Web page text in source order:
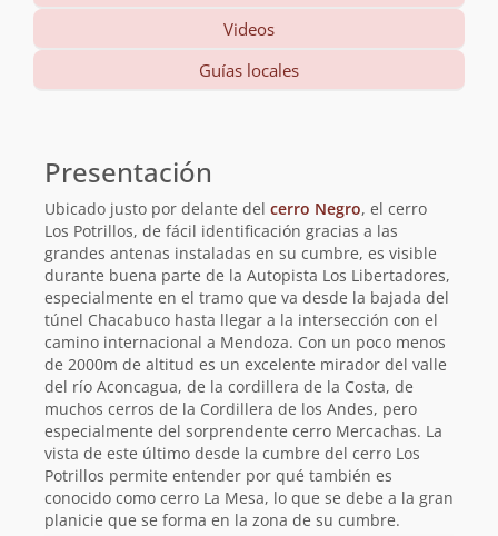
Videos
Guías locales
básica
Presentación
Ubicado justo por delante del cerro Negro, el cerro
Los Potrillos, de fácil identificación gracias a las
grandes antenas instaladas en su cumbre, es visible
durante buena parte de la Autopista Los Libertadores,
especialmente en el tramo que va desde la bajada del
túnel Chacabuco hasta llegar a la intersección con el
camino internacional a Mendoza. Con un poco menos
de 2000m de altitud es un excelente mirador del valle
del río Aconcagua, de la cordillera de la Costa, de
muchos cerros de la Cordillera de los Andes, pero
especialmente del sorprendente cerro Mercachas. La
vista de este último desde la cumbre del cerro Los
Potrillos permite entender por qué también es
conocido como cerro La Mesa, lo que se debe a la gran
planicie que se forma en la zona de su cumbre.